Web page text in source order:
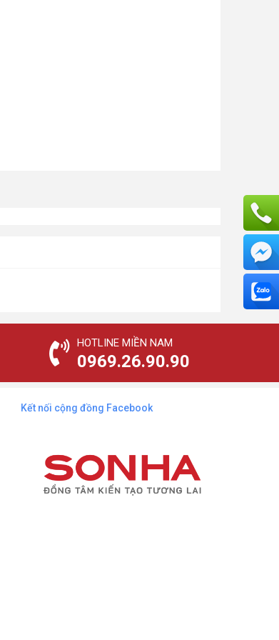
HOTLINE MIỀN NAM
0969.26.90.90
Kết nối cộng đồng Facebook